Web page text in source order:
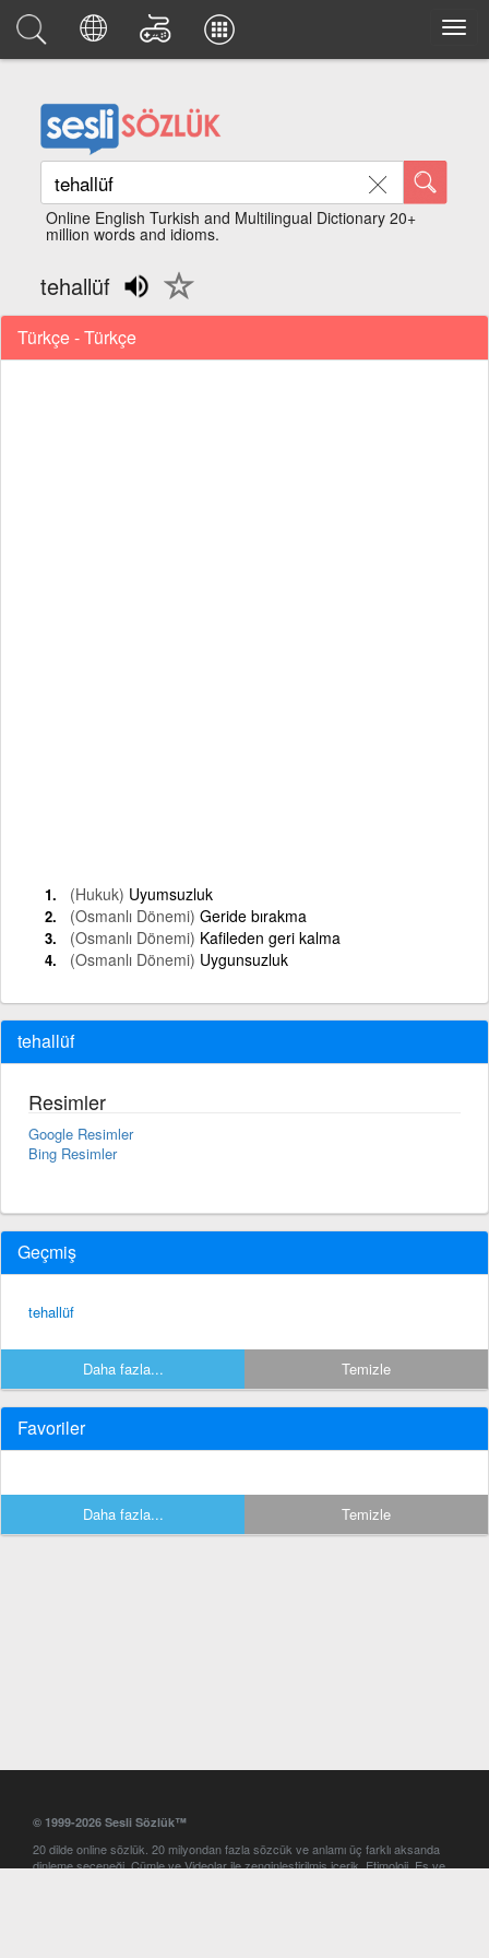
Online English Turkish and Multilingual Dictionary 20+
million words and idioms.
tehallüf
Türkçe - Türkçe
(Hukuk) Uyumsuzluk
(Osmanlı Dönemi) Geride bırakma
(Osmanlı Dönemi) Kafileden geri kalma
(Osmanlı Dönemi) Uygunsuzluk
tehallüf
Resimler
Google Resimler
Bing Resimler
Geçmiş
tehallüf
Daha fazla... Temizle
Favoriler
Daha fazla... Temizle
© 1999-2026 Sesli Sözlük™
20 dilde online sözlük. 20 milyondan fazla sözcük ve anlamı üç farklı aksanda
dinleme seçeneği. Cümle ve Videolar ile zenginleştirilmiş içerik. Etimoloji, Eş ve